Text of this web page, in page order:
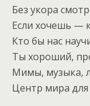
Без укора
Если хочешь —
Кто бы нас
Ты хороший,
Мимы, музыка,
Центр мира